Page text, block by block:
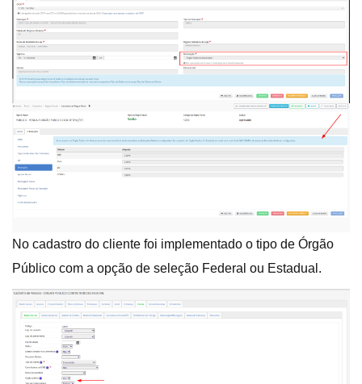
No cadastro do cliente foi implementado o tipo de Órgão
Público com a opção de seleção Federal ou Estadual.